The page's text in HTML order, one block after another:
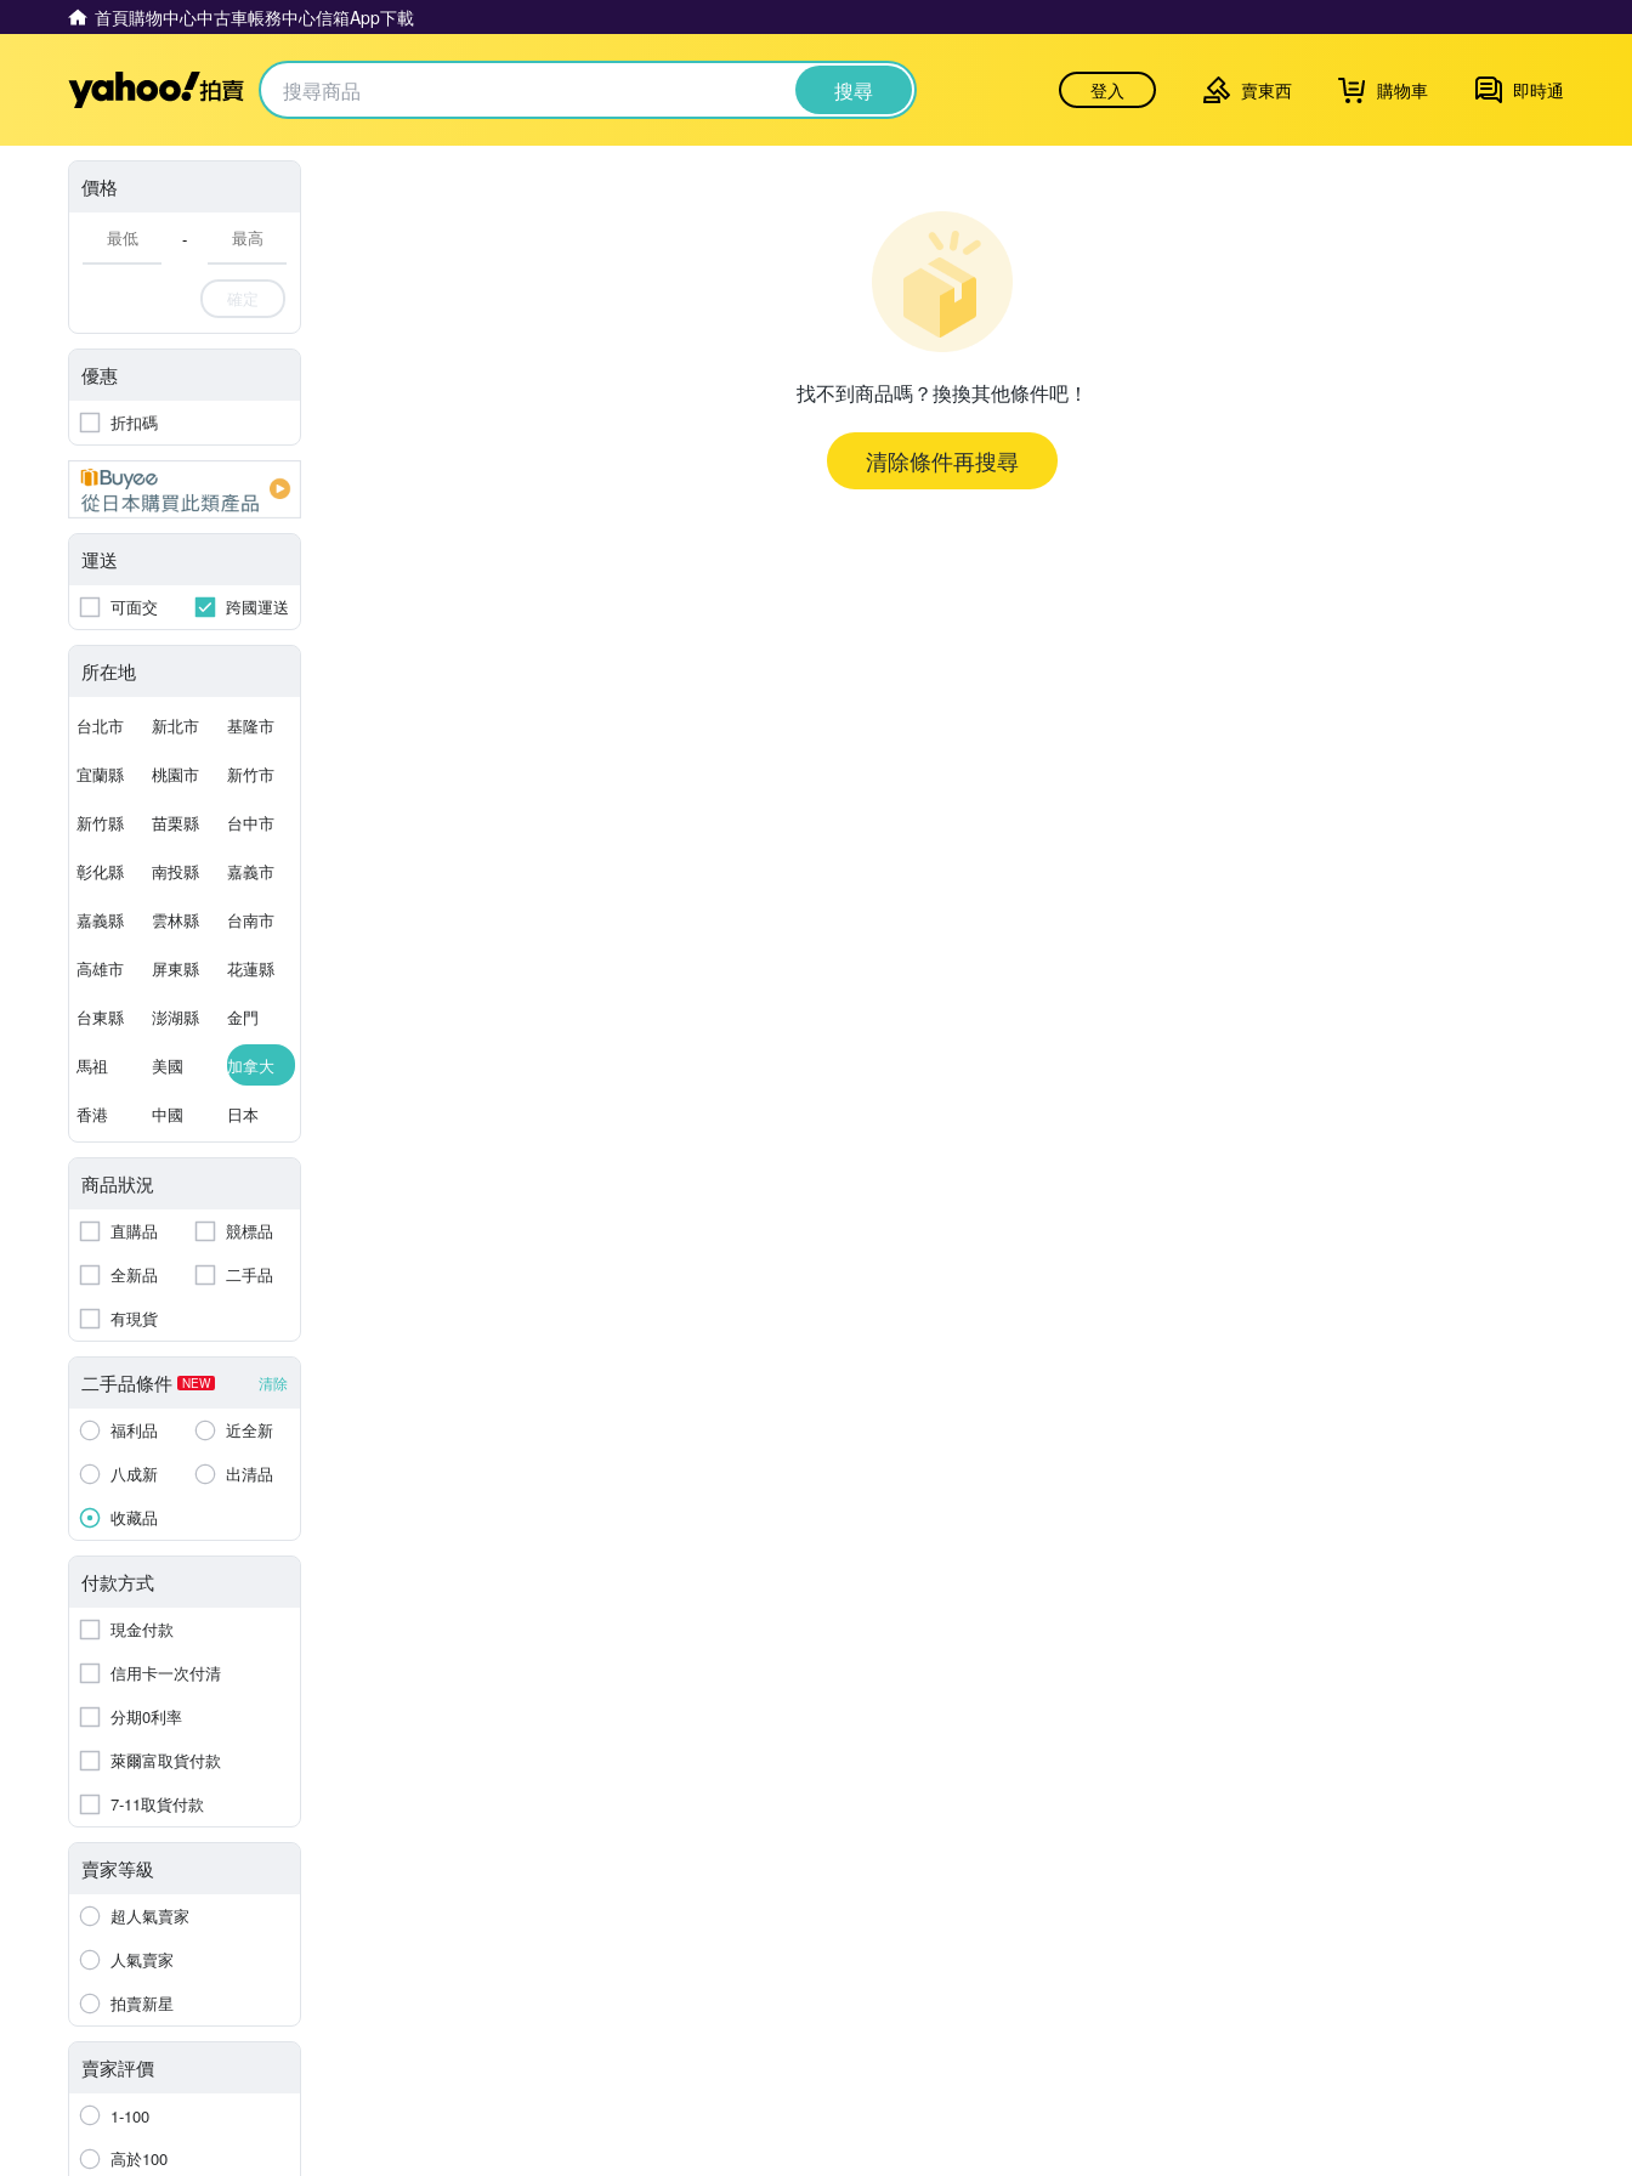
首頁購物中心中古車帳務中心信箱App下載
Yahoo拍賣 搜尋 登入 賣東西 購物車 即時通
價格
-
確定
優惠
折扣碼
運送
可面交 跨國運送
所在地
台北市 新北市 基隆市
宜蘭縣 桃園市 新竹市
新竹縣 苗栗縣 台中市
彰化縣 南投縣 嘉義市
嘉義縣 雲林縣 台南市
高雄市 屏東縣 花蓮縣
台東縣 澎湖縣 金門
馬祖 美國 加拿大
香港 中國 日本
商品狀況
直購品
競標品
全新品
二手品
有現貨
二手品條件 NEW 清除
福利品
近全新
八成新
出清品
收藏品
付款方式
現金付款
信用卡一次付清
分期0利率
萊爾富取貨付款
7-11取貨付款
賣家等級
超人氣賣家
人氣賣家
拍賣新星
賣家評價
1-100
高於100
找不到商品嗎？換換其他條件吧！
清除條件再搜尋